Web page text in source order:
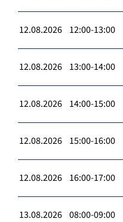
12.08.2026 12:00-13:00
12.08.2026 13:00-14:00
12.08.2026 14:00-15:00
12.08.2026 15:00-16:00
12.08.2026 16:00-17:00
13.08.2026 08:00-09:00